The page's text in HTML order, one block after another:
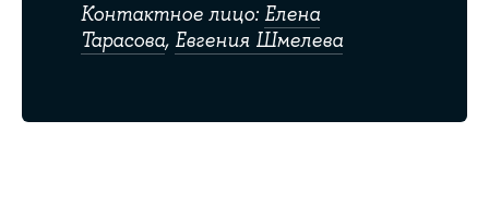
Контактное лицо: Елена
Тарасова, Евгения Шмелева